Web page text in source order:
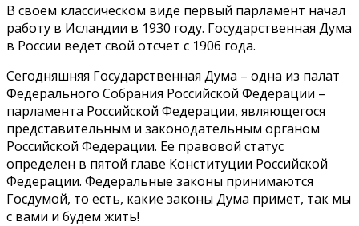
В своем классическом виде первый парламент начал
работу в Исландии в 1930 году. Государственная Дума
в России ведет свой отсчет с 1906 года.
Сегодняшняя Государственная Дума – одна из палат
Федерального Собрания Российской Федерации –
парламента Российской Федерации, являющегося
представительным и законодательным органом
Российской Федерации. Ее правовой статус
определен в пятой главе Конституции Российской
Федерации. Федеральные законы принимаются
Госдумой, то есть, какие законы Дума примет, так мы
с вами и будем жить!